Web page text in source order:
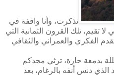
تذكرت، وأنا واقفة في
تقيم، تلك القرون الثمانية التي
الفكري والعمراني والثقافي
بدمعة حارة، ترثي مجدكم
الذي دنس أنفه بالرغام، بعد